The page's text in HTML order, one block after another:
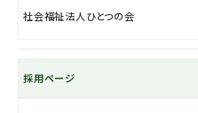
社会福祉法人ひとつの会
採用ページ